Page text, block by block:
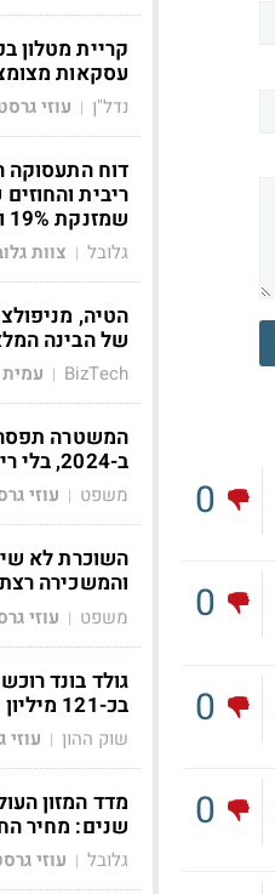
0
0
0
0
קריית מטלון
עסקאות
נדל"ן | עוזי
דוח
ריבית
שמזנקת 19% ואטלסיאן קופצת 32%
גלובל | צוות
הטיה,
של הבינה
BizTech
|
ב-2024, בלי ריבית
משפט | עוזי
השוכרת לא
והמשכירה
משפט | עוזי
גולד בונד
בכ-121 מיליון ש'
שוק ההון |
מדד המזון
שנים: מחיר החיטה
גלובל | עוזי